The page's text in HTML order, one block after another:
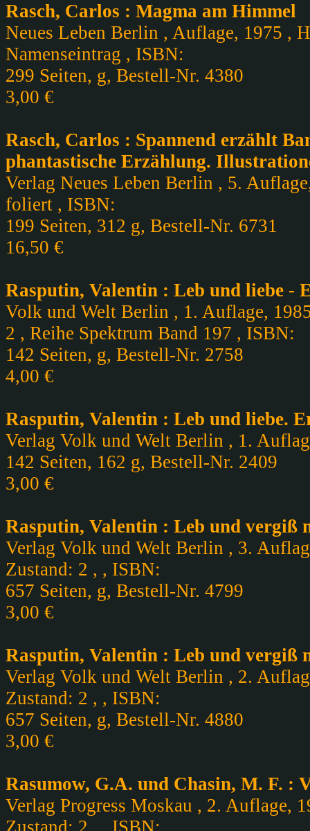
Rasch, Carlos : Magma am Himmel
Neues Leben Berlin , Auflage, 1975 ,
Namenseintrag , ISBN:
299 Seiten, g, Bestell-Nr. 4380
3,00 €
Rasch, Carlos : Spannend erzählt
phantastische Erzählung.
Verlag Neues Leben Berlin , 5.
foliert , ISBN:
199 Seiten, 312 g, Bestell-Nr. 6731
16,50 €
Rasputin, Valentin : Leb und liebe -
Volk und Welt Berlin , 1. Auflage,
2 , Reihe Spektrum Band 197 , ISBN:
142 Seiten, g, Bestell-Nr. 2758
4,00 €
Rasputin, Valentin : Leb und liebe.
Verlag Volk und Welt Berlin , 1.
142 Seiten, 162 g, Bestell-Nr. 2409
3,00 €
Rasputin, Valentin : Leb und vergiß
Verlag Volk und Welt Berlin , 3.
Zustand: 2 , , ISBN:
657 Seiten, g, Bestell-Nr. 4799
3,00 €
Rasputin, Valentin : Leb und vergiß
Verlag Volk und Welt Berlin , 2.
Zustand: 2 , , ISBN:
657 Seiten, g, Bestell-Nr. 4880
3,00 €
Rasumow, G.A. und Chasin, M. F. :
Verlag Progress Moskau , 2. Auflage,